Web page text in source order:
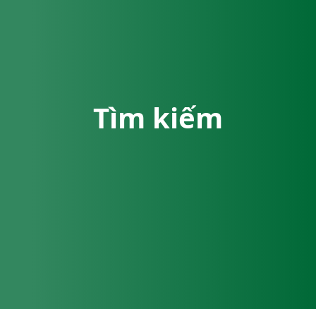
Tìm kiếm